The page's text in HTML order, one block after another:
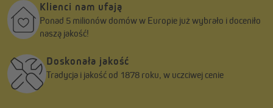
Właściwości tkanin
Klienci nam ufają
Ponad 5 milionów domów w Europie już wybrało i doceniło
naszą jakość!
Doskonała jakość
Tradycja i jakość od 1878 roku, w uczciwej cenie